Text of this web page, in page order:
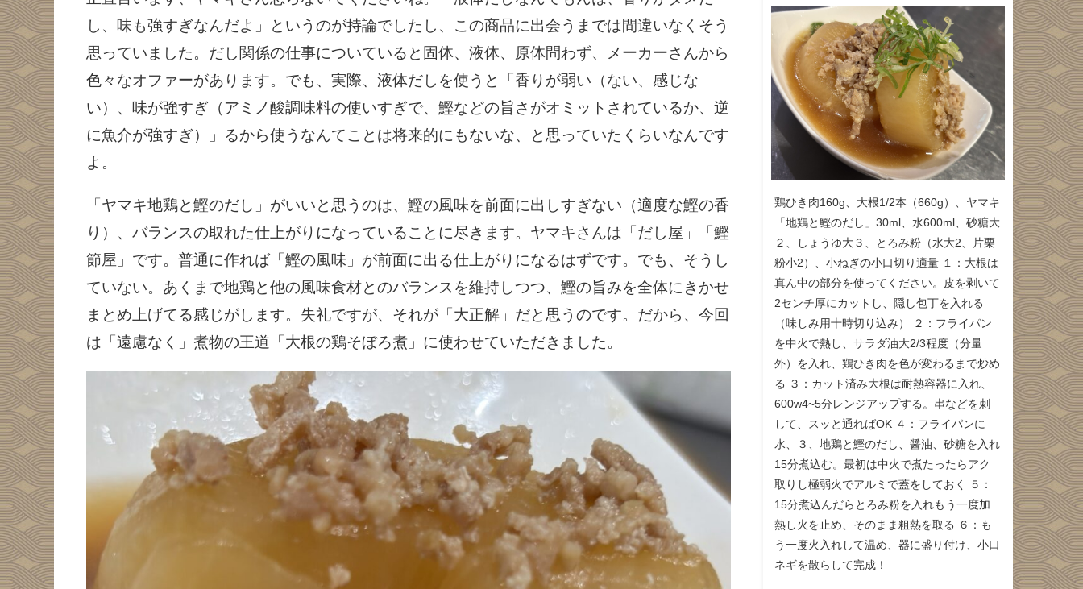
し、味も強すぎなんだよ」というのが持論でしたし、この商品に出会うまでは間違いなくそう
思っていました。だし関係の仕事についていると固体、液体、原体問わず、メーカーさんから
色々なオファーがあります。でも、実際、液体だしを使うと「香りが弱い（ない、感じな
い）、味が強すぎ（アミノ酸調味料の使いすぎで、鰹などの旨さがオミットされているか、逆
に魚介が強すぎ）」るから使うなんてことは将来的にもないな、と思っていたくらいなんです
よ。
「ヤマキ地鶏と鰹のだし」がいいと思うのは、鰹の風味を前面に出しすぎない（適度な鰹の香
り）、バランスの取れた仕上がりになっていることに尽きます。ヤマキさんは「だし屋」「鰹
節屋」です。普通に作れば「鰹の風味」が前面に出る仕上がりになるはずです。でも、そうし
ていない。あくまで地鶏と他の風味食材とのバランスを維持しつつ、鰹の旨みを全体にきかせ
まとめ上げてる感じがします。失礼ですが、それが「大正解」だと思うのです。だから、今回
は「遠慮なく」煮物の王道「大根の鶏そぼろ煮」に使わせていただきました。
鶏ひき肉160g、大根1/2本（660g）、ヤマキ
「地鶏と鰹のだし」30ml、水600ml、砂糖大
２、しょうゆ大３、とろみ粉（水大2、片栗
粉小2）、小ねぎの小口切り適量 １：大根は
真ん中の部分を使ってください。皮を剥いて
2センチ厚にカットし、隠し包丁を入れる
（味しみ用十時切り込み） ２：フライパン
を中火で熱し、サラダ油大2/3程度（分量
外）を入れ、鶏ひき肉を色が変わるまで炒め
る ３：カット済み大根は耐熱容器に入れ、
600w4~5分レンジアップする。串などを刺
して、スッと通ればOK ４：フライパンに
水、３、地鶏と鰹のだし、醤油、砂糖を入れ
15分煮込む。最初は中火で煮たったらアク
取りし極弱火でアルミで蓋をしておく ５：
15分煮込んだらとろみ粉を入れもう一度加
熱し火を止め、そのまま粗熱を取る ６：も
う一度火入れして温め、器に盛り付け、小口
ネギを散らして完成！